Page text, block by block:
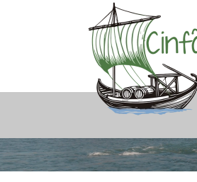
Saltar para o conteúdo